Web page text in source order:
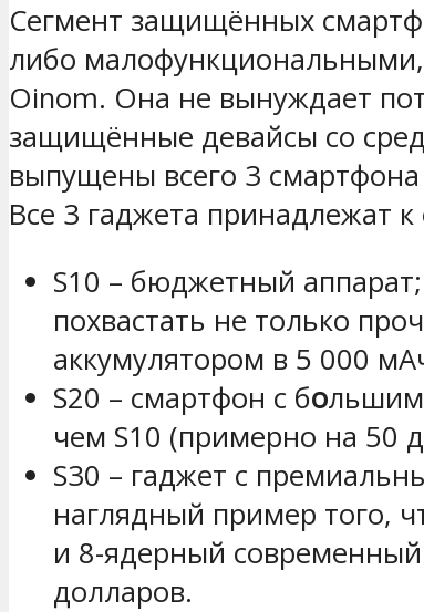
Сегмент защищённых
либо
Oinom. Она не вынуждает
защищённые девайсы со
выпущены всего 3
Все 3 гаджета принадлежат
S10 – бюджетный
похвастать не только
аккумулятором в 5 000
S20 – смартфон с большим
чем S10 (примерно на 50
S30 – гаджет с
наглядный пример того,
и 8-ядерный современный
долларов.